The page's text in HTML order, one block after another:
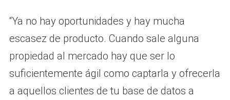
“Ya no hay oportunidades y hay mucha
escasez de producto. Cuando sale alguna
propiedad al mercado hay que ser lo
suficientemente ágil como captarla y ofrecerla
a aquellos clientes de tu base de datos a